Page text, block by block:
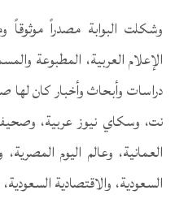
وشكلت البوابة مصدراً
الإعلام العربية، المطبوعة
دراسات وأبحاث وأخبار كان لها
نت، وسكاي نيوز عربية،
العمانية، وعالم اليوم
السعودية، والاقتصادية